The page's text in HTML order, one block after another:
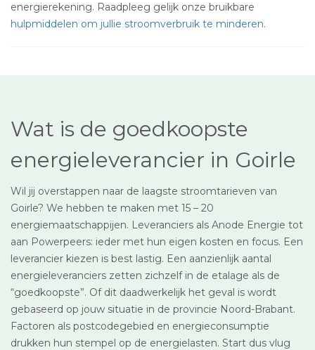
energierekening. Raadpleeg gelijk onze bruikbare
hulpmiddelen om jullie stroomverbruik te minderen.
Wat is de goedkoopste
energieleverancier in Goirle
Wil jij overstappen naar de laagste stroomtarieven van
Goirle? We hebben te maken met 15 – 20
energiemaatschappijen. Leveranciers als Anode Energie tot
aan Powerpeers: ieder met hun eigen kosten en focus. Een
leverancier kiezen is best lastig. Een aanzienlijk aantal
energieleveranciers zetten zichzelf in de etalage als de
“goedkoopste”. Of dit daadwerkelijk het geval is wordt
gebaseerd op jouw situatie in de provincie Noord-Brabant.
Factoren als postcodegebied en energieconsumptie
drukken hun stempel op de energielasten. Start dus vlug